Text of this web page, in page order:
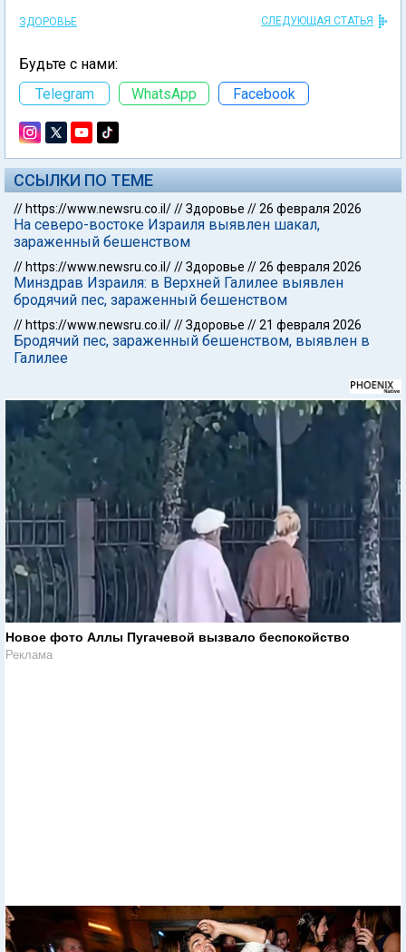
ЗДОРОВЬЕ СЛЕДУЮЩАЯ СТАТЬЯ
Будьте с нами:
Telegram
WhatsApp Facebook
ССЫЛКИ ПО ТЕМЕ
// https://www.newsru.co.il///Здоровье //26 февраля 2026
На северо-востоке Израиля выявлен шакал,
зараженный бешенством
// https://www.newsru.co.il///Здоровье //26 февраля 2026
Минздрав Израиля: в Верхней Галилее выявлен
бродячий пес, зараженный бешенством
// https://www.newsru.co.il///Здоровье //21 февраля 2026
Бродячий пес, зараженный бешенством, выявлен в
Галилее
Новое фото Аллы Пугачевой вызвало беспокойство
Реклама